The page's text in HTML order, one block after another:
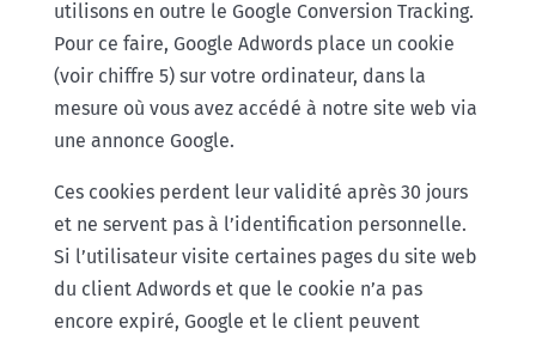
utilisons en outre le Google Conversion Tracking.
Pour ce faire, Google Adwords place un cookie
(voir chiffre 5) sur votre ordinateur, dans la
mesure où vous avez accédé à notre site web via
une annonce Google.
Ces cookies perdent leur validité après 30 jours
et ne servent pas à l’identification personnelle.
Si l’utilisateur visite certaines pages du site web
du client Adwords et que le cookie n’a pas
encore expiré, Google et le client peuvent